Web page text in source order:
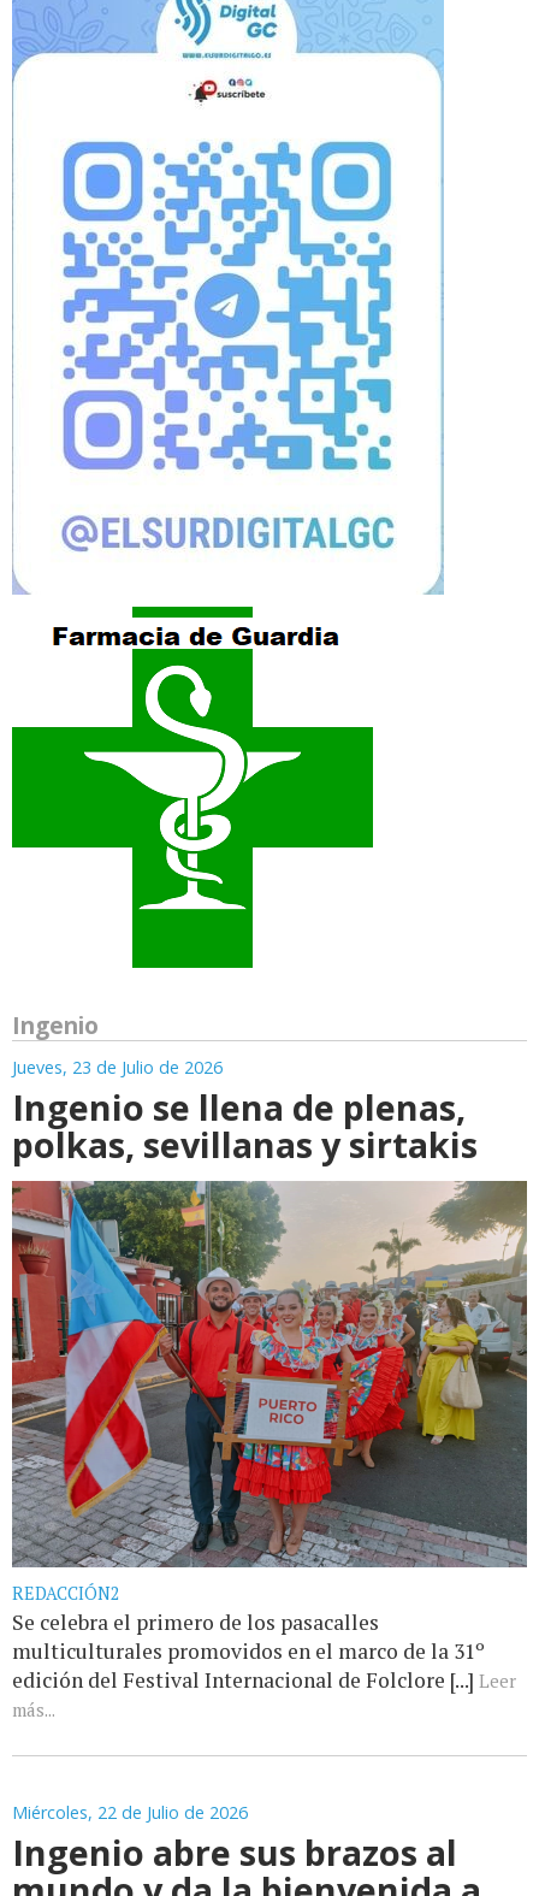
Ingenio
Jueves, 23 de Julio de 2026
Ingenio se llena de plenas,
polkas, sevillanas y sirtakis
REDACCIÓN2
Se celebra el primero de los pasacalles
multiculturales promovidos en el marco de la 31º
edición del Festival Internacional de Folclore [...] Leer
más...
Miércoles, 22 de Julio de 2026
Ingenio abre sus brazos al